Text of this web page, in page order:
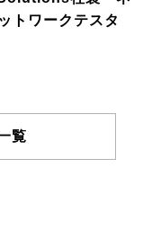
トワークテスタ
覧